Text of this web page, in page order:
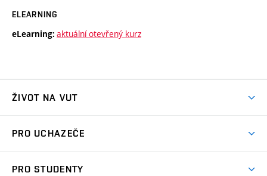
ELEARNING
eLearning: aktuální otevřený kurz
ŽIVOT NA VUT
Koleje
PRO UCHAZEČE
PRO STUDENTY